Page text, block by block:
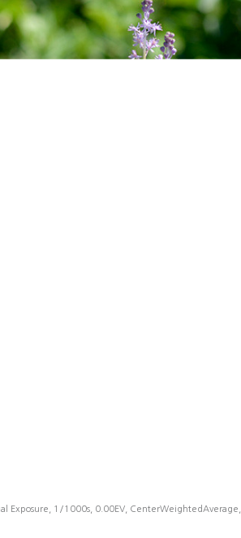
Exposure, 1/1000s, 0.00EV,